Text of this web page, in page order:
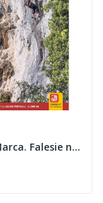
Calcare di Marca. Falesie nelle Marche e dintorni